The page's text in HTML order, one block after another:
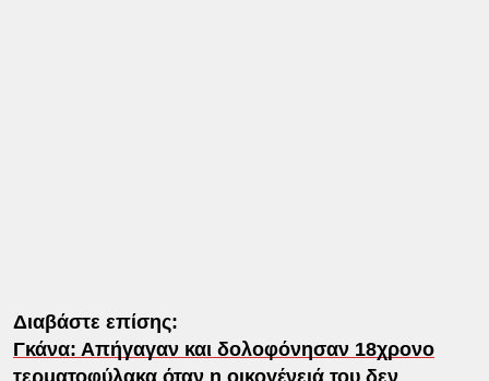
Διαβάστε επίσης:
Γκάνα: Απήγαγαν και δολοφόνησαν 18χρονο
τερματοφύλακα όταν η οικογένειά του δεν